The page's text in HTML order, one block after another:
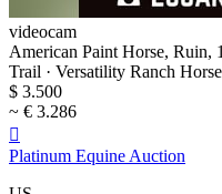
videocam
American Paint Horse, Ruin,
Trail · Versatility Ranch Horse
$ 3.500
~ € 3.286

Platinum Equine Auction